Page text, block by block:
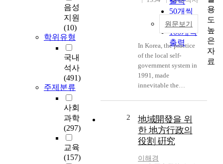
음성
지원
(10)
학위유형
국내
석사
(491)
주제분류
사회
과학
(297)
교육
(157)
50개씩
출력
100개씩
출력
원문보기
In Korea, the practice
of the local self-
government system in
1991, made
innevitable the
centered on the local
community or
decentralization of
power. It seems
meaningful to look for
2
地域開發을 위
한 地方行政의
役割 硏究
이해경
용
도
높
은
자
료